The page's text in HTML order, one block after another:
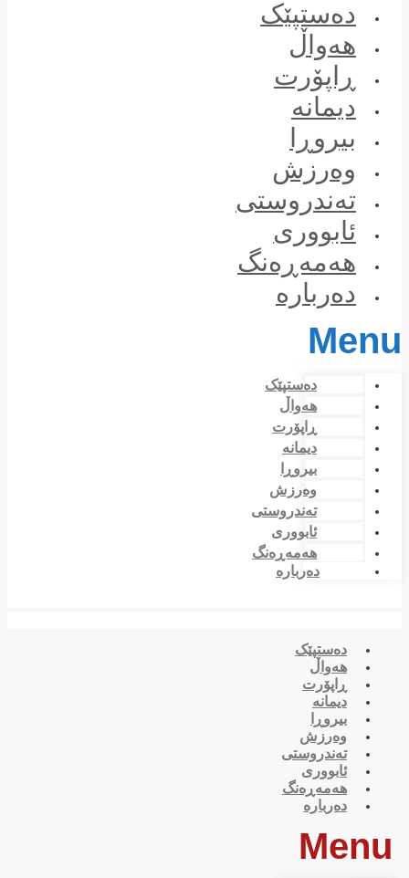
دەستپێک
هەواڵ
ڕاپۆرت
دیمانە
بیروڕا
وەرزش
تەندروستی
ئابووری
هەمەڕەنگ
دەربارە
Menu
دەستپێک
هەواڵ
ڕاپۆرت
دیمانە
بیروڕا
وەرزش
تەندروستی
ئابووری
هەمەڕەنگ
دەربارە
دەستپێک
هەواڵ
ڕاپۆرت
دیمانە
بیروڕا
وەرزش
تەندروستی
ئابووری
هەمەڕەنگ
دەربارە
Menu